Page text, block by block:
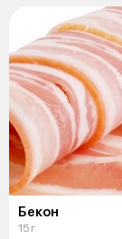
Бекон
15 г